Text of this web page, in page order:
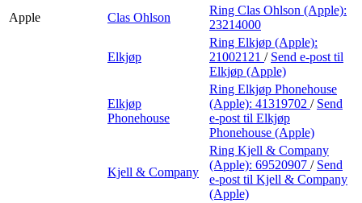
Apple
Clas Ohlson
Ring Clas Ohlson (Apple):
23214000
Elkjøp
Ring Elkjøp (Apple):
21002121 / Send e-post til
Elkjøp (Apple)
Elkjøp
Phonehouse
Ring Elkjøp Phonehouse
(Apple): 41319702 / Send
e-post til Elkjøp
Phonehouse (Apple)
Kjell & Company
Ring Kjell & Company
(Apple): 69520907 / Send
e-post til Kjell & Company
(Apple)